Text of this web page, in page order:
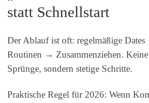
statt Schnellstart
Der Ablauf ist oft: regelmäßige
Routinen → Zusammenziehen. Keine
Sprünge, sondern stetige Schritte.
Praktische Regel für 2026: Wenn